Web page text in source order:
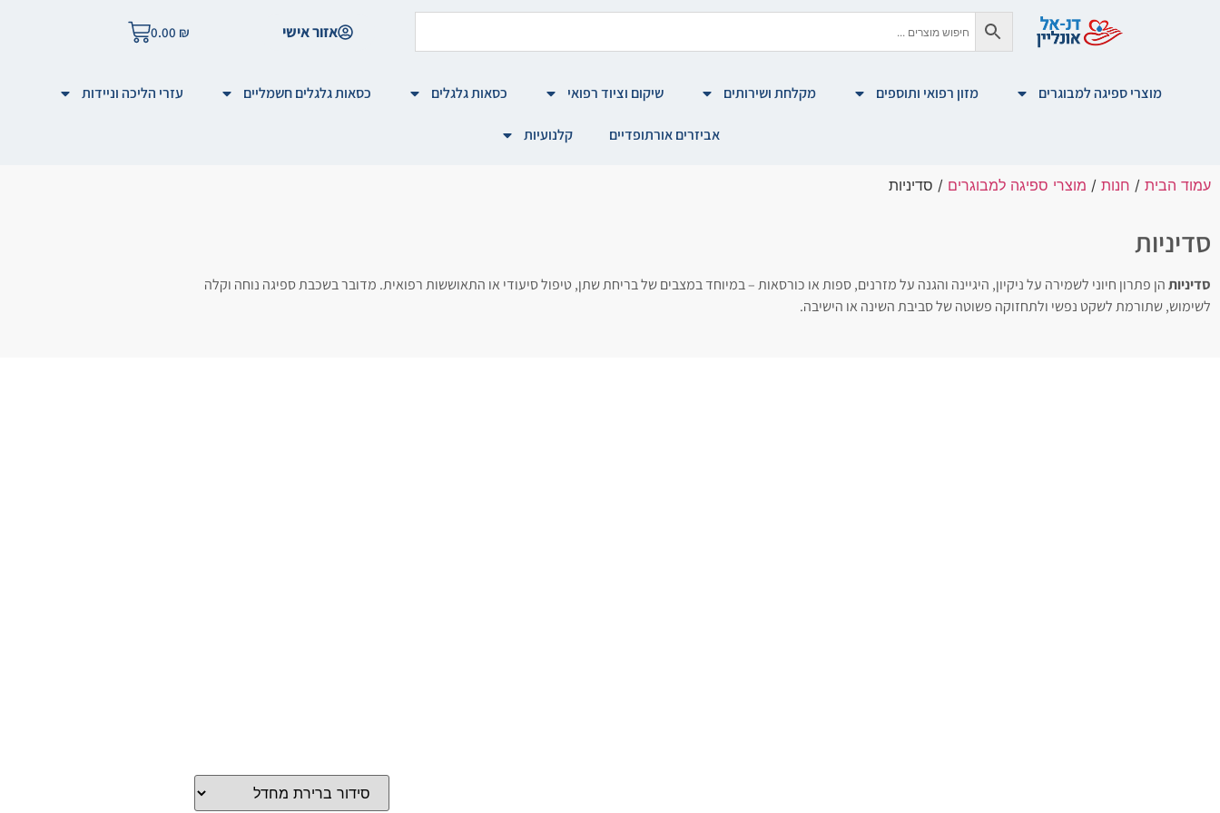
אזור אישי 0.00 ₪
מוצרי ספיגה למבוגרים מזון רפואי ותוספים מקלחת ושירותים שיקום וציוד רפואי כסאות גלגלים כסאות גלגלים חשמליים עזרי הליכה וניידות
אביזרים אורתופדיים קלנועיות
עמוד הבית / חנות / מוצרי ספיגה למבוגרים / סדיניות
סדיניות
סדיניותהן פתרון חיוני לשמירה על ניקיון, היגיינה והגנה על מזרנים, ספות או כורסאות – במיוחד במצבים של בריחת שתן, טיפול סיעודי או התאוששות רפואית. מדובר בשכבת ספיגה נוחה וקלה
לשימוש, שתורמת לשקט נפשי ולתחזוקה פשוטה של סביבת השינה או הישיבה.